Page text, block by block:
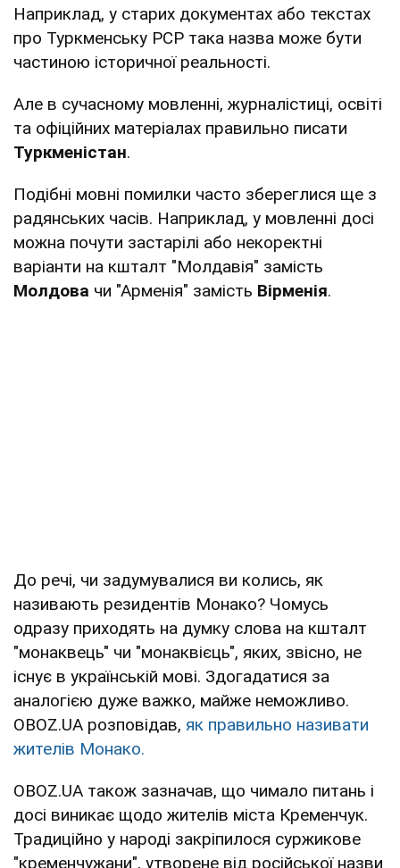
Наприклад, у старих документах або текстах
про Туркменську РСР така назва може бути
частиною історичної реальності.
Але в сучасному мовленні, журналістиці, освіті
та офіційних матеріалах правильно писати
Туркменістан.
Подібні мовні помилки часто збереглися ще з
радянських часів. Наприклад, у мовленні досі
можна почути застарілі або некоректні
варіанти на кшталт "Молдавія" замість
Молдова чи "Арменія" замість Вірменія.
До речі, чи задумувалися ви колись, як
називають резидентів Монако? Чомусь
одразу приходять на думку слова на кшталт
"монаквець" чи "монаквієць", яких, звісно, не
існує в українській мові. Здогадатися за
аналогією дуже важко, майже неможливо.
OBOZ.UA розповідав, як правильно називати
жителів Монако.
OBOZ.UA також зазначав, що чимало питань і
досі виникає щодо жителів міста Кременчук.
Традиційно у народі закріпилося суржикове
"кременчужани", утворене від російської назви